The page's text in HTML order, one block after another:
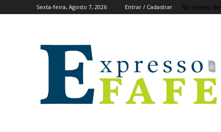
Sexta-feira, Agosto 7, 2026 Entrar / Cadastrar No menu